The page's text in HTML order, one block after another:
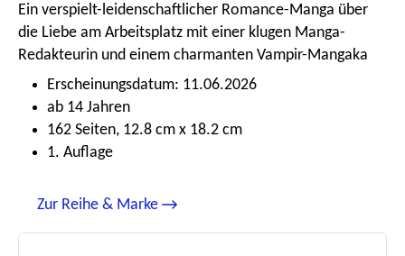
Ein verspielt-leidenschaftlicher Romance-Manga über
die Liebe am Arbeitsplatz mit einer klugen Manga-
Redakteurin und einem charmanten Vampir-Mangaka
Erscheinungsdatum: 11.06.2026
ab 14 Jahren
162 Seiten, 12.8 cm x 18.2 cm
1. Auflage
Zur Reihe & Marke